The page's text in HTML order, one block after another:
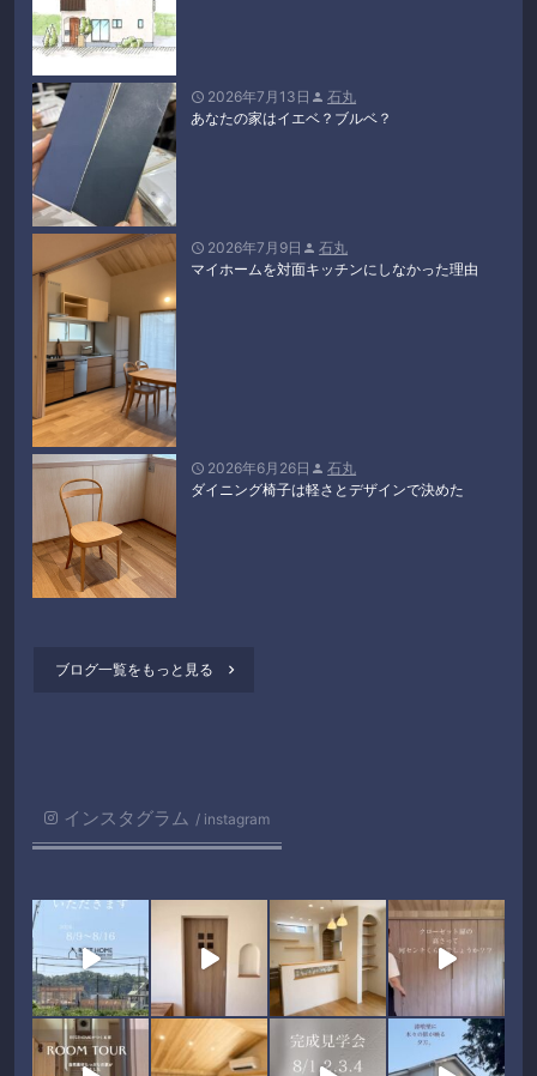
 2026年7月13日  石丸
あなたの家はイエベ？ブルベ？
 2026年7月9日  石丸
マイホームを対面キッチンにしなかった理由
 2026年6月26日  石丸
ダイニング椅子は軽さとデザインで決めた
ブログ一覧をもっと見る 
インスタグラム instagram